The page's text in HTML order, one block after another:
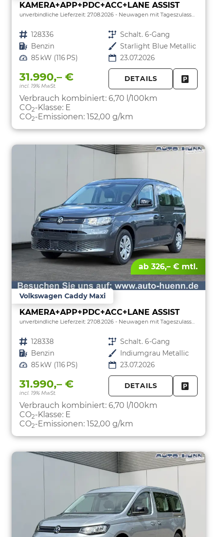
KAMERA+APP+PDC+ACC+LANE ASSIST
unverbindliche Lieferzeit: 27.08.2026 Neuwagen mit Tageszulassung
Fahrzeugnr. 128336 Getriebe Schalt. 6-Gang
Kraftstoff Benzin Außenfarbe Starlight Blue Metallic
Leistung 85 kW (116 PS) 23.07.2026
31.990,– €
incl. 19% MwSt.
DETAILS
Verbrauch kombiniert: 6,70 l/100km
CO2-Klasse: E
CO2-Emissionen: 152,00 g/km
ab 326,– € mtl.
Volkswagen Caddy Maxi
KAMERA+APP+PDC+ACC+LANE ASSIST
unverbindliche Lieferzeit: 27.08.2026 Neuwagen mit Tageszulassung
Fahrzeugnr. 128338 Getriebe Schalt. 6-Gang
Kraftstoff Benzin Außenfarbe Indiumgrau Metallic
Leistung 85 kW (116 PS) 23.07.2026
31.990,– €
incl. 19% MwSt.
DETAILS
Verbrauch kombiniert: 6,70 l/100km
CO2-Klasse: E
CO2-Emissionen: 152,00 g/km